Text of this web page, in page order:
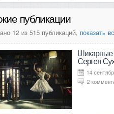
публикации
12 из 515 публикаций, показать
Шикарные
Сергея
14
2